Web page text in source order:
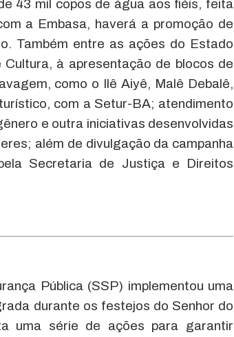
43 mil copos de água aos fiéis, feita
a Embasa, haverá a promoção de
Também entre as ações do Estado
à apresentação de blocos de
como o Ilê Aiyê, Malê Debalê,
com a Setur-BA; atendimento
e outra iniciativas desenvolvidas
além de divulgação da campanha
Secretaria de Justiça e Direitos
Pública (SSP) implementou uma
durante os festejos do Senhor do
uma série de ações para garantir